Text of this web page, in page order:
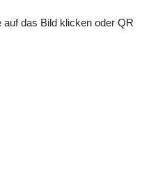
das Bild klicken oder QR